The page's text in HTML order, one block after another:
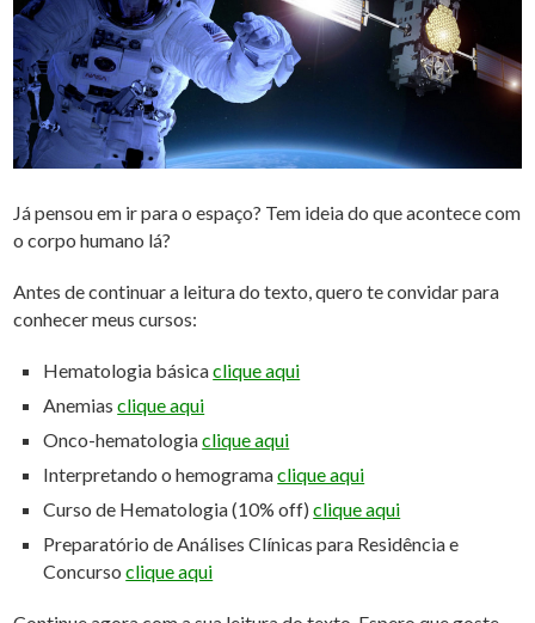
Já pensou em ir para o espaço? Tem ideia do que acontece com
o corpo humano lá?
Antes de continuar a leitura do texto, quero te convidar para
conhecer meus cursos:
Hematologia básicaclique aqui
Anemiasclique aqui
Onco-hematologiaclique aqui
Interpretando o hemogramaclique aqui
Curso de Hematologia (10% off)clique aqui
Preparatório de Análises Clínicas para Residência e
Concursoclique aqui